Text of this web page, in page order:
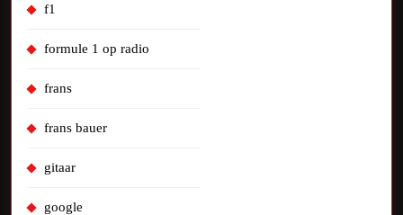
f1
formule 1 op radio
frans
frans bauer
gitaar
google